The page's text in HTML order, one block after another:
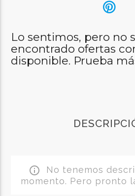
Lo sentimos, pero no
encontrado ofertas
disponible. Prueba
info_outline No tenemos
momento. Pero pronto